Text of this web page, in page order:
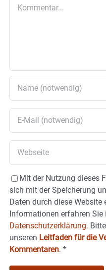
Mit der Nutzung dieses
sich mit der Speicherung
Daten durch diese Website
Informationen erfahren Sie
Datenschutzerklärung.
unseren Leitfaden für die
Kommentaren. *